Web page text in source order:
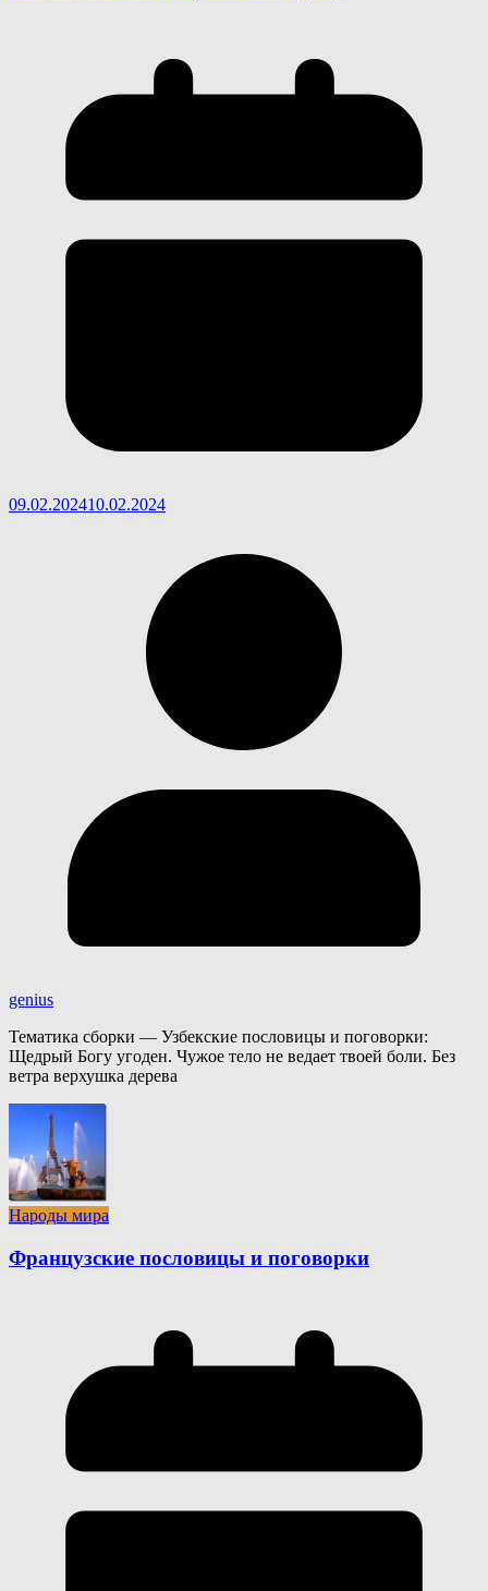
09.02.202410.02.2024
genius
Тематика сборки — Узбекские пословицы и поговорки:
Щедрый Богу угоден. Чужое тело не ведает твоей боли. Без
ветра верхушка дерева
Народы мира
Французские пословицы и поговорки